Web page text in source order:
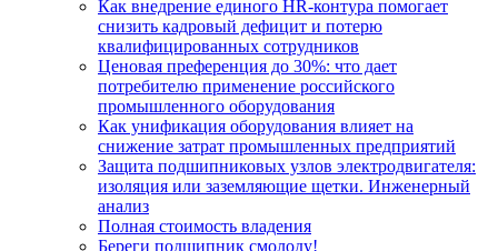
Как внедрение единого HR-контура помогает
снизить кадровый дефицит и потерю
квалифицированных сотрудников
Ценовая преференция до 30%: что дает
потребителю применение российского
промышленного оборудования
Как унификация оборудования влияет на
снижение затрат промышленных предприятий
Защита подшипниковых узлов электродвигателя:
изоляция или заземляющие щетки. Инженерный
анализ
Полная стоимость владения
Береги подшипник смолоду!